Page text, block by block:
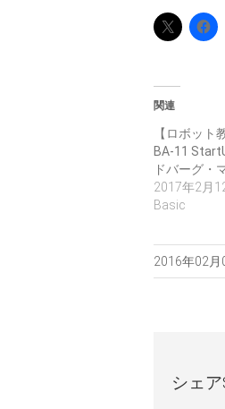
関連
【ロボット
BA-11
ドバーグ・
2017年2月
Basic
2016年02月
シェア